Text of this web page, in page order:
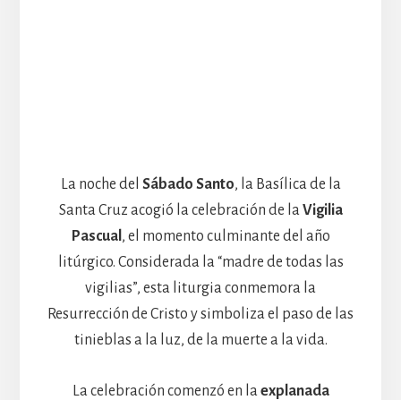
La noche del Sábado Santo, la Basílica de la
Santa Cruz acogió la celebración de laVigilia
Pascual , el momento culminante del año
litúrgico. Considerada la “madre de todas las
vigilias”, esta liturgia conmemora la
Resurrección de Cristo y simboliza el paso de las
tinieblas a la luz, de la muerte a la vida.
La celebración comenzó en laexplanada